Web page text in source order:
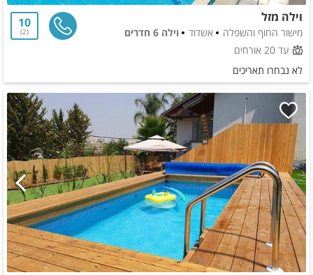
וילה מזל
מישור החוף והשפלה אשדוד
וילה 6 חדרים
עד 20 אורחים
10
2
לא נבחרו תאריכים